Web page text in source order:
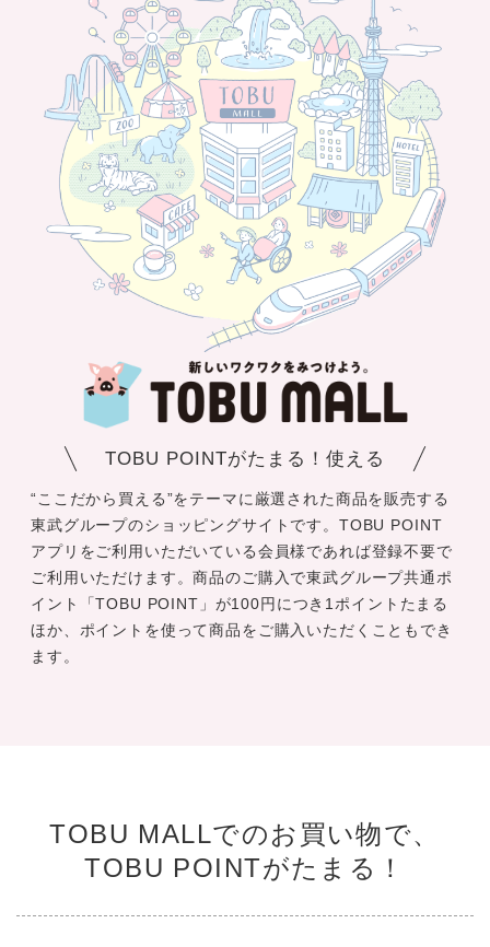
TOBU POINTがたまる！使える
“ここだから買える”をテーマに厳選された商品を販売する
東武グループのショッピングサイトです。TOBU POINT
アプリをご利用いただいている会員様であれば登録不要で
ご利用いただけます。商品のご購入で東武グループ共通ポ
イント「TOBU POINT」が100円につき1ポイントたまる
ほか、ポイントを使って商品をご購入いただくこともでき
ます。
TOBU MALLでのお買い物で、
TOBU POINTがたまる！